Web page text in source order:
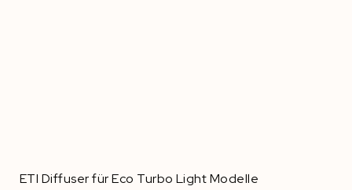
ETI Diffuser für Eco Turbo Light Modelle